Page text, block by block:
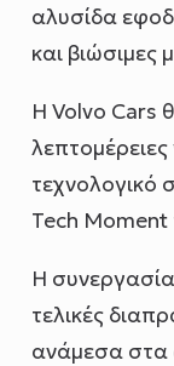
αλυσίδα
και
Η Volvo Cars
λεπτομέρειες
τεχνολογικό
Tech Moment
Η συνεργασία
τελικές
ανάμεσα στα